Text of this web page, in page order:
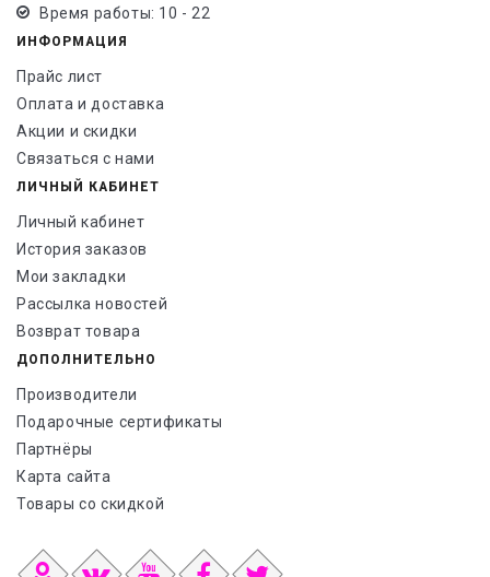
Время работы: 10 - 22
ИНФОРМАЦИЯ
Прайс лист
Оплата и доставка
Акции и скидки
Связаться с нами
ЛИЧНЫЙ КАБИНЕТ
Личный кабинет
История заказов
Мои закладки
Рассылка новостей
Возврат товара
ДОПОЛНИТЕЛЬНО
Производители
Подарочные сертификаты
Партнёры
Карта сайта
Товары со скидкой